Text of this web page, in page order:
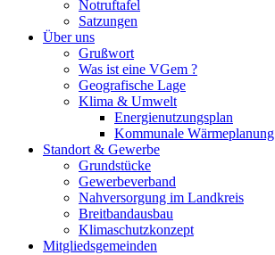
Notruftafel
Satzungen
Über uns
Grußwort
Was ist eine VGem ?
Geografische Lage
Klima & Umwelt
Energienutzungsplan
Kommunale Wärmeplanung
Standort & Gewerbe
Grundstücke
Gewerbeverband
Nahversorgung im Landkreis
Breitbandausbau
Klimaschutzkonzept
Mitgliedsgemeinden